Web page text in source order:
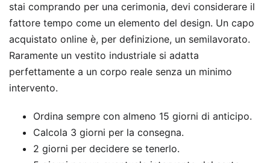
stai comprando per una cerimonia, devi considerare il
fattore tempo come un elemento del design. Un capo
acquistato online è, per definizione, un semilavorato.
Raramente un vestito industriale si adatta
perfettamente a un corpo reale senza un minimo
intervento.
Ordina sempre con almeno 15 giorni di anticipo.
Calcola 3 giorni per la consegna.
2 giorni per decidere se tenerlo.